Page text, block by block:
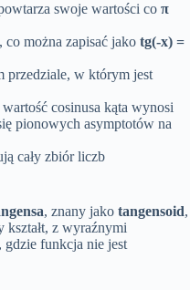
swoje wartości co π
co można zapisać jako tg(-x) =
przedziale, w którym jest
cosinusa kąta wynosi
pionowych asymptotów na
cały zbiór liczb
, znany jako tangensoid,
kształt, z wyraźnymi
funkcja nie jest